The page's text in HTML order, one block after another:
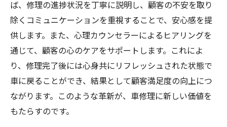
ば、修理の進捗状況を丁寧に説明し、顧客の不安を取り
除くコミュニケーションを重視することで、安心感を提
供します。また、心理カウンセラーによるヒアリングを
通じて、顧客の心のケアをサポートします。これによ
り、修理完了後には心身共にリフレッシュされた状態で
車に戻ることができ、結果として顧客満足度の向上につ
ながります。このような革新が、車修理に新しい価値を
もたらすのです。